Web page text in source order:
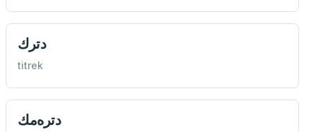
دترك
titrek
دتره‌مك